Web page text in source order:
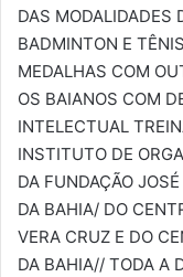
DAS MODALIDADES
BADMINTON E
MEDALHAS COM
OS BAIANOS COM
INTELECTUAL
INSTITUTO DE
DA FUNDAÇÃO
DA BAHIA/ DO
VERA CRUZ E DO
DA BAHIA// TODA A